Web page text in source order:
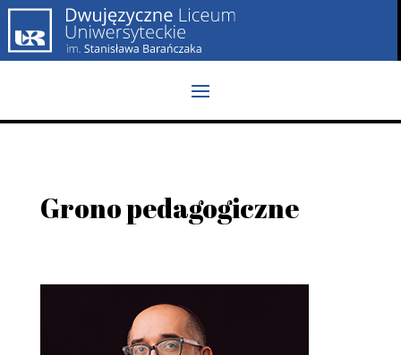
Grono pedagogiczne